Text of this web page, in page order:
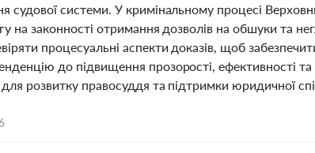
судової системи. У кримінальному процесі
на законності отримання дозволів на обшуки та
процесуальні аспекти доказів, щоб
до підвищення прозорості, ефективності та
розвитку правосуддя та підтримки юридичної